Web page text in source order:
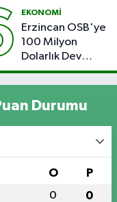
EKONOMİ
Erzincan OSB'ye
100 Milyon
Dolarlık Dev
Yatırım: Bin Kişiye
İstihdam
Hedefleniyor
Durumu
O P
0 0